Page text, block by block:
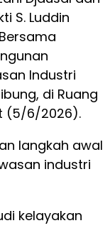
S. Luddin
Industri
di Ruang
(5/6/2026).
langkah awal
industri
kelayakan